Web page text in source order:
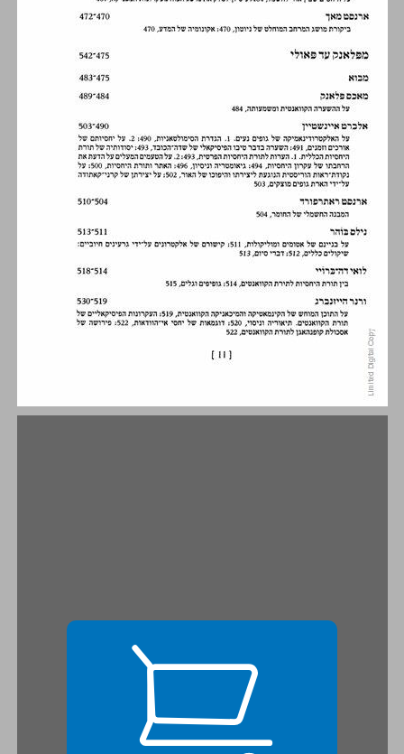
הקדמה למהדורה השנייה ... 15